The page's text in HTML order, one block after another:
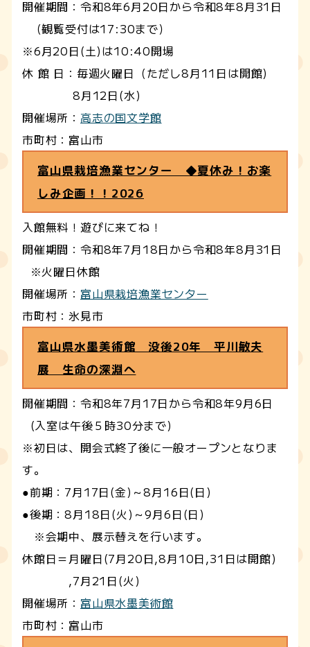
開催期間：令和8年6月20日から令和8年8月31日
（観覧受付は17:30まで）
※6月20日(土)は10:40開場
休 館 日：毎週火曜日（ただし8月11日は開館)
8月12日(水)
開催場所： 高志の国文学館
市町村：富山市
富山県栽培漁業センター ◆夏休み！お楽
しみ企画！！2026
入館無料！遊びに来てね！
開催期間：令和8年7月18日から令和8年8月31日
※火曜日休館
開催場所： 富山県栽培漁業センター
市町村：氷見市
富山県水墨美術館 没後20年 平川敏夫
展 生命の深淵へ
開催期間：令和8年7月17日から令和8年9月6日
(入室は午後５時30分まで)
※初日は、開会式終了後に一般オープンとなりま
す。
●前期：7月17日(金)～8月16日(日)
●後期：8月18日(火)～9月6日(日)
※会期中、展示替えを行います。
休館日＝月曜日(7月20日,8月10日,31日は開館)
,7月21日(火)
開催場所： 富山県水墨美術館
市町村：富山市